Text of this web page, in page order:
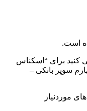
است.
کنید برای “اسکناس
سوپر بانکی –
موردنیاز